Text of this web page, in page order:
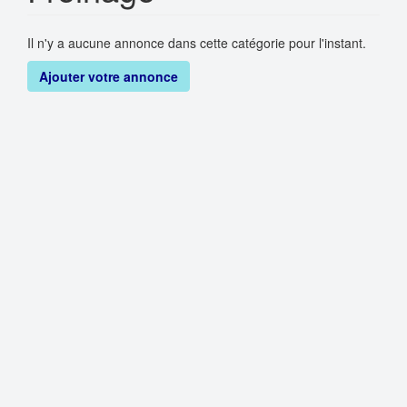
Il n'y a aucune annonce dans cette catégorie pour l'instant.
Ajouter votre annonce